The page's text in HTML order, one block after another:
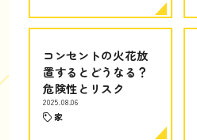
コンセントの火花放
置するとどうなる？
危険性とリスク
2025.08.06
家